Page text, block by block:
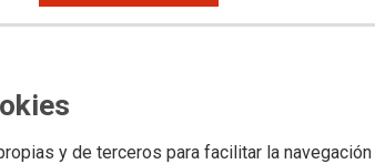
y de terceros para facilitar la navegación